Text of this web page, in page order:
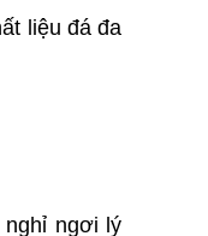
liệu đá đa
ngơi lý